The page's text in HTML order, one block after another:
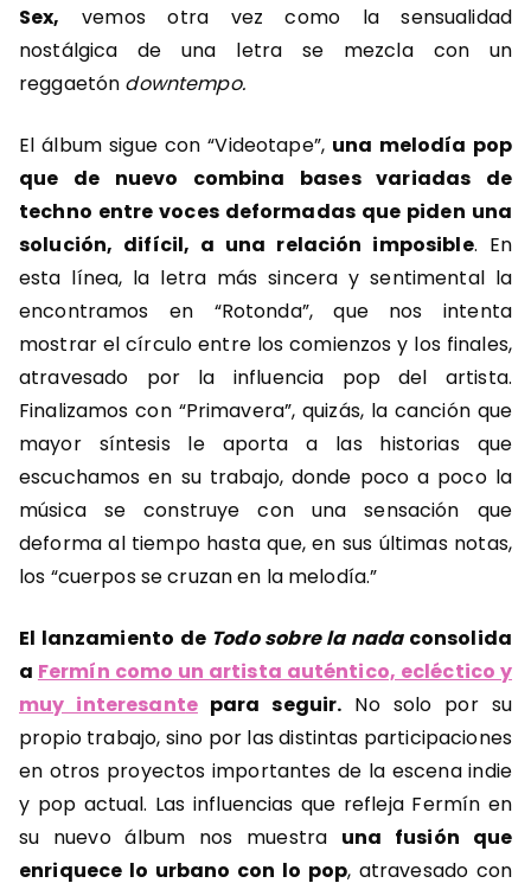
Sex, vemos otra vez como la sensualidad
nostálgica de una letra se mezcla con un
reggaetón downtempo.
El álbum sigue con “Videotape”, una melodía pop
que de nuevo combina bases variadas de
techno entre voces deformadas que piden una
solución, difícil, a una relación imposible. En
esta línea, la letra más sincera y sentimental la
encontramos en “Rotonda”, que nos intenta
mostrar el círculo entre los comienzos y los finales,
atravesado por la influencia pop del artista.
Finalizamos con “Primavera”, quizás, la canción que
mayor síntesis le aporta a las historias que
escuchamos en su trabajo, donde poco a poco la
música se construye con una sensación que
deforma al tiempo hasta que, en sus últimas notas,
los “cuerpos se cruzan en la melodía.”
El lanzamiento de Todo sobre la nadaconsolida
a Fermín como un artista auténtico, ecléctico y
muy interesantepara seguir. No solo por su
propio trabajo, sino por las distintas participaciones
en otros proyectos importantes de la escena indie
y pop actual. Las influencias que refleja Fermín en
su nuevo álbum nos muestra una fusión que
enriquece lo urbano con lo pop, atravesado con